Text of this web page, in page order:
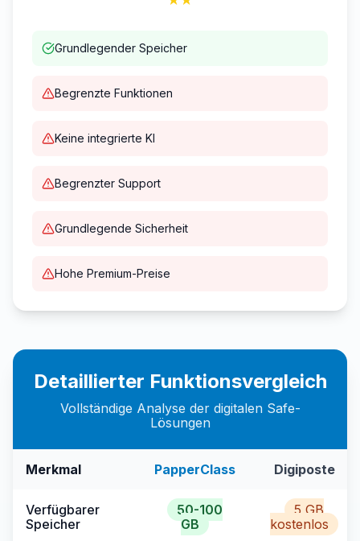
Grundlegender Speicher
Begrenzte Funktionen
Keine integrierte KI
Begrenzter Support
Grundlegende Sicherheit
Hohe Premium-Preise
Detaillierter Funktionsvergleich
Vollständige Analyse der digitalen Safe-
Lösungen
Merkmal PapperClass Digiposte
Verfügbarer
Speicher
50-100
GB
5 GB
kostenlos